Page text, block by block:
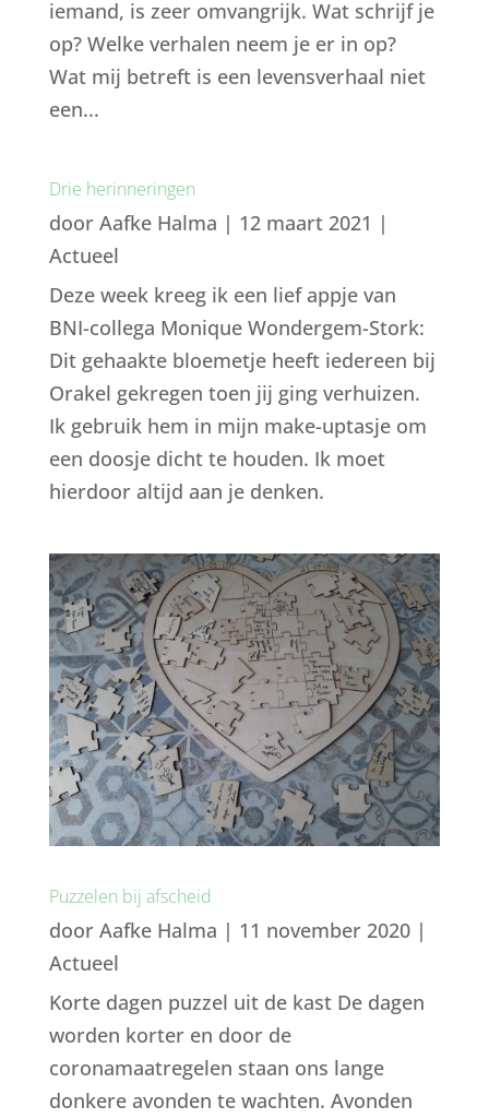
iemand, is zeer omvangrijk. Wat schrijf je
op? Welke verhalen neem je er in op?
Wat mij betreft is een levensverhaal niet
een...
Drie herinneringen
door Aafke Halma | 12 maart 2021 |
Actueel
Deze week kreeg ik een lief appje van
BNI-collega Monique Wondergem-Stork:
Dit gehaakte bloemetje heeft iedereen bij
Orakel gekregen toen jij ging verhuizen.
Ik gebruik hem in mijn make-uptasje om
een doosje dicht te houden. Ik moet
hierdoor altijd aan je denken.
Puzzelen bij afscheid
door Aafke Halma | 11 november 2020 |
Actueel
Korte dagen puzzel uit de kast De dagen
worden korter en door de
coronamaatregelen staan ons lange
donkere avonden te wachten. Avonden